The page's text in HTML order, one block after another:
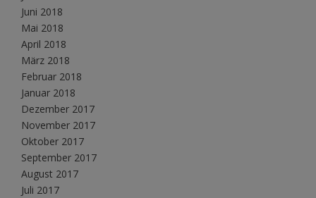
Juni 2018
Mai 2018
April 2018
März 2018
Februar 2018
Januar 2018
Dezember 2017
November 2017
Oktober 2017
September 2017
August 2017
Juli 2017